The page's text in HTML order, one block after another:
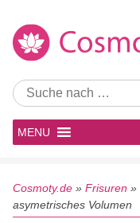
MENU
Cosmoty.de » Frisuren »
asymetrisches Volumen